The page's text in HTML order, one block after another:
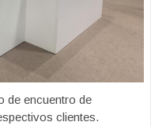
de encuentro de
clientes.